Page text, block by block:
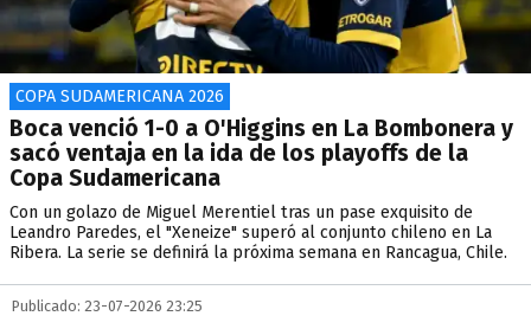
COPA SUDAMERICANA 2026
Boca venció 1-0 a O'Higgins en La Bombonera y
sacó ventaja en la ida de los playoffs de la
Copa Sudamericana
Con un golazo de Miguel Merentiel tras un pase exquisito de
Leandro Paredes, el "Xeneize" superó al conjunto chileno en La
Ribera. La serie se definirá la próxima semana en Rancagua, Chile.
Publicado: 23-07-2026 23:25